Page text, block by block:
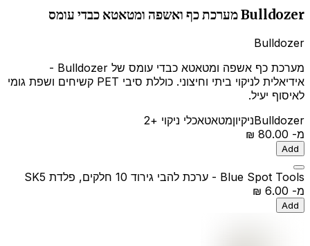
Bulldozer מערכת כף ואשפה ומטאטא כבדי עומס
Bulldozer
מערכת כף אשפה ומטאטא כבדי עומס של Bulldozer -
אידיאלית לניקוי ביתי וחיצוני. כוללת סיבי PET קשיחים ושפת גומי
לאיסוף יעיל.
Bulldozerניקיוןמטאטאכלי ניקוי +2
מ-
Add
Blue Spot Tools - ערכת להבי גירוד 10 חלקים, פלדת SK5
מ-
Add